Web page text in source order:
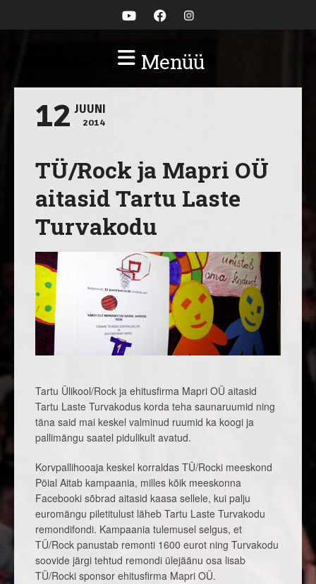
Menüü
12 JUUNI
2014
TÜ/Rock ja Mapri OÜ
aitasid Tartu Laste
Turvakodu
Tartu Ülikool/Rock ja ehitusfirma Mapri OÜ aitasid
Tartu Laste Turvakodus korda teha saunaruumid ning
täna said mai keskel valminud ruumid ka koogi ja
pallimängu saatel pidulikult avatud.
Korvpallihooaja keskel korraldas TÜ/Rocki meeskond
Pöial Aitab kampaania, milles kõik meeskonna
Facebooki sõbrad aitasid kaasa sellele, kui palju
euromängu piletitulust läheb Tartu Laste Turvakodu
remondifondi. Kampaania tulemusel selgus, et
TÜ/Rock panustab remonti 1600 eurot ning Turvakodu
soovide järgi tehtud remondi ülejäänu osa lisab
TÜ/Rocki sponsor ehitusfirma Mapri OÜ.